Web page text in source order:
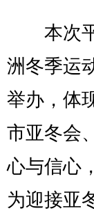
本次平
洲冬季运
举办，体
市亚冬会
心与信心
为迎接亚